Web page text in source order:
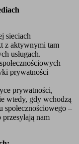
sieciach
z aktywnymi tam
usługach.
prywatności
prywatności,
wtedy, gdy wchodzą
społecznościowego –
nam